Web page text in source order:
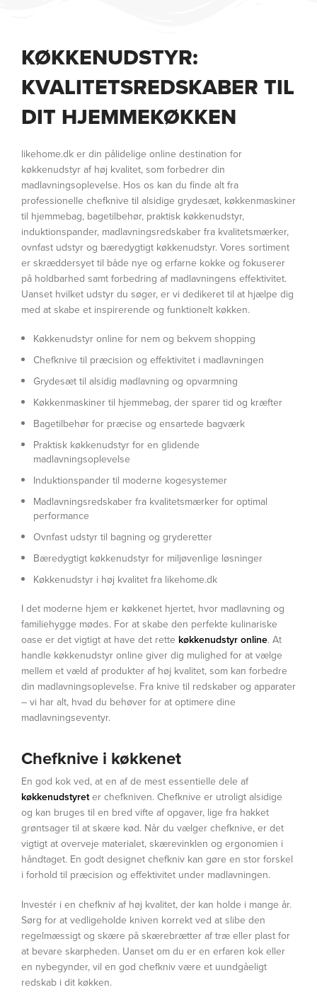
KØKKENUDSTYR:
KVALITETSREDSKABER TIL
DIT HJEMMEKØKKEN
likehome.dk er din pålidelige online destination for
køkkenudstyr af høj kvalitet, som forbedrer din
madlavningsoplevelse. Hos os kan du finde alt fra
professionelle chefknive til alsidige grydesæt, køkkenmaskiner
til hjemmebag, bagetilbehør, praktisk køkkenudstyr,
induktionspander, madlavningsredskaber fra kvalitetsmærker,
ovnfast udstyr og bæredygtigt køkkenudstyr. Vores sortiment
er skræddersyet til både nye og erfarne kokke og fokuserer
på holdbarhed samt forbedring af madlavningens effektivitet.
Uanset hvilket udstyr du søger, er vi dedikeret til at hjælpe dig
med at skabe et inspirerende og funktionelt køkken.
Køkkenudstyr online for nem og bekvem shopping
Chefknive til præcision og effektivitet i madlavningen
Grydesæt til alsidig madlavning og opvarmning
Køkkenmaskiner til hjemmebag, der sparer tid og kræfter
Bagetilbehør for præcise og ensartede bagværk
Praktisk køkkenudstyr for en glidende
madlavningsoplevelse
Induktionspander til moderne kogesystemer
Madlavningsredskaber fra kvalitetsmærker for optimal
performance
Ovnfast udstyr til bagning og gryderetter
Bæredygtigt køkkenudstyr for miljøvenlige løsninger
Køkkenudstyr i høj kvalitet fra likehome.dk
I det moderne hjem er køkkenet hjertet, hvor madlavning og
familiehygge mødes. For at skabe den perfekte kulinariske
oase er det vigtigt at have det rette køkkenudstyr online. At
handle køkkenudstyr online giver dig mulighed for at vælge
mellem et væld af produkter af høj kvalitet, som kan forbedre
din madlavningsoplevelse. Fra knive til redskaber og apparater
– vi har alt, hvad du behøver for at optimere dine
madlavningseventyr.
Chefknive i køkkenet
En god kok ved, at en af de mest essentielle dele af
køkkenudstyreter chefkniven. Chefknive er utroligt alsidige
og kan bruges til en bred vifte af opgaver, lige fra hakket
grøntsager til at skære kød. Når du vælger chefknive, er det
vigtigt at overveje materialet, skærevinklen og ergonomien i
håndtaget. En godt designet chefkniv kan gøre en stor forskel
i forhold til præcision og effektivitet under madlavningen.
Investér i en chefkniv af høj kvalitet, der kan holde i mange år.
Sørg for at vedligeholde kniven korrekt ved at slibe den
regelmæssigt og skære på skærebrætter af træ eller plast for
at bevare skarpheden. Uanset om du er en erfaren kok eller
en nybegynder, vil en god chefkniv være et uundgåeligt
redskab i dit køkken.